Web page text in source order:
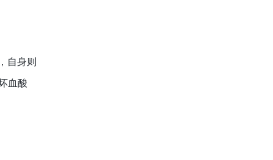
自身则
血酸